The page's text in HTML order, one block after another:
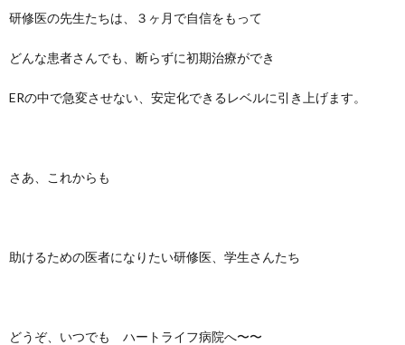
研修医の先生たちは、３ヶ月で自信をもって
どんな患者さんでも、断らずに初期治療ができ
ERの中で急変させない、安定化できるレベルに引き上げます。
さあ、これからも
助けるための医者になりたい研修医、学生さんたち
どうぞ、いつでも ハートライフ病院へ〜〜